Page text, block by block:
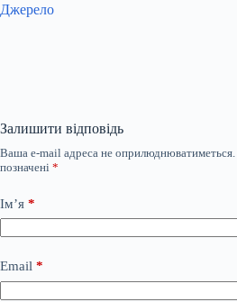
Джерело
Залишити відповідь
Ваша e-mail адреса не оприлюднюватиметься.
позначені *
Ім’я *
Email *